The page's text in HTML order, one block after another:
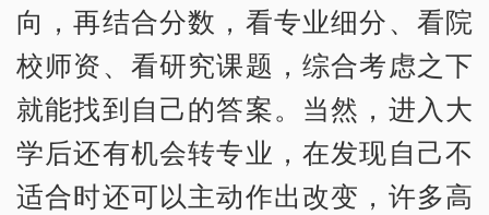
向，再结合分数，看专业细分、看院
校师资、看研究课题，综合考虑之下
就能找到自己的答案。当然，进入大
学后还有机会转专业，在发现自己不
适合时还可以主动作出改变，许多高